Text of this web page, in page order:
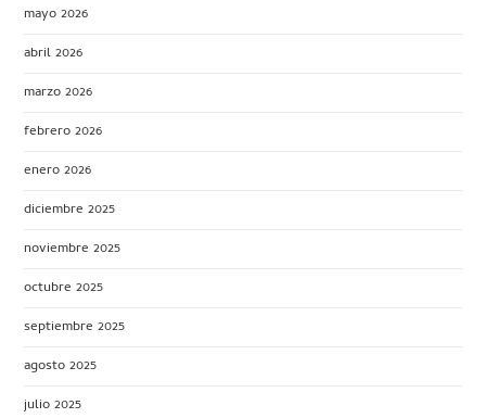
mayo 2026
abril 2026
marzo 2026
febrero 2026
enero 2026
diciembre 2025
noviembre 2025
octubre 2025
septiembre 2025
agosto 2025
julio 2025